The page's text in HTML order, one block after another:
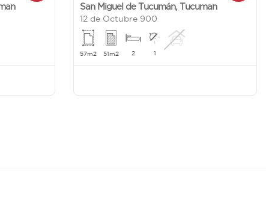
San Miguel de Tucumán, Tucuman
12 de Octubre 900
57m2 51m2 2 1